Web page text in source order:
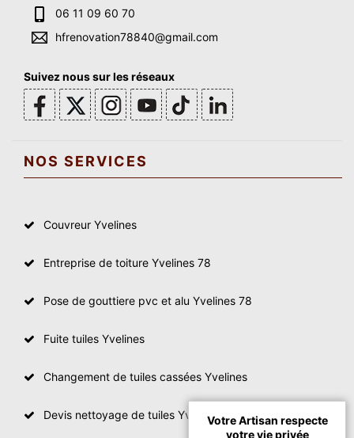
06 11 09 60 70
hfrenovation78840@gmail.com
Suivez nous sur les réseaux
NOS SERVICES
Couvreur Yvelines
Entreprise de toiture Yvelines 78
Pose de gouttiere pvc et alu Yvelines 78
Fuite tuiles Yvelines
Changement de tuiles cassées Yvelines
Devis nettoyage de tuiles YvelinesVotre Artisan respecte
votre vie privée